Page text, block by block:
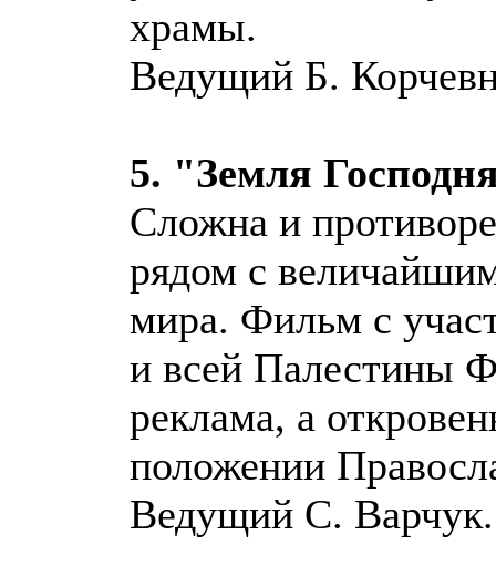
храмы.
Ведущий Б.
5. "Земля
Сложна и
рядом с
мира. Фильм с
и всей Палестины
реклама, а
положении
Ведущий С. Варчук.